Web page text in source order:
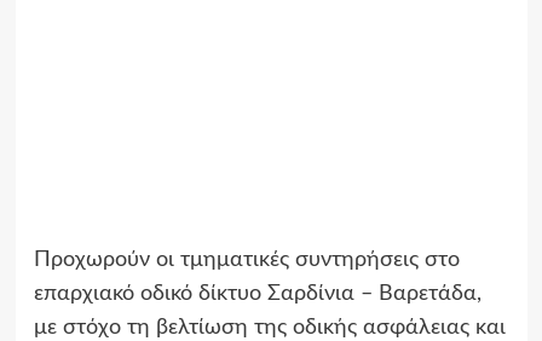
Προχωρούν οι τμηματικές συντηρήσεις στο
επαρχιακό οδικό δίκτυο Σαρδίνια – Βαρετάδα,
με στόχο τη βελτίωση της οδικής ασφάλειας και